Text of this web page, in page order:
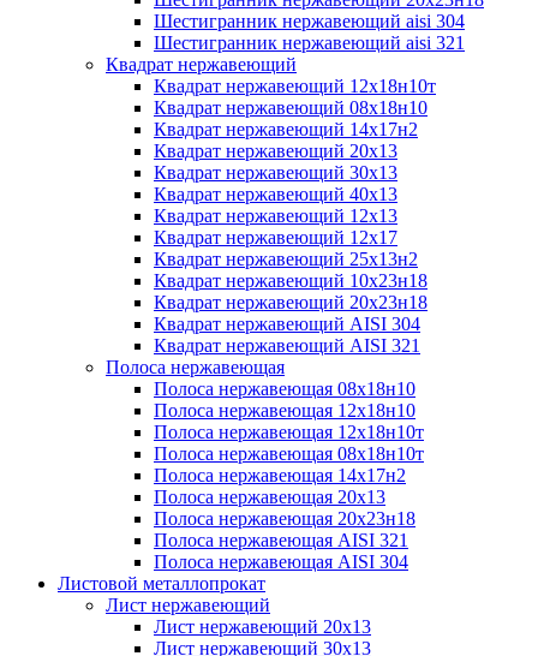
Шестигранник нержавеющий aisi 304
Шестигранник нержавеющий aisi 321
Квадрат нержавеющий
Квадрат нержавеющий 12х18н10т
Квадрат нержавеющий 08х18н10
Квадрат нержавеющий 14х17н2
Квадрат нержавеющий 20х13
Квадрат нержавеющий 30х13
Квадрат нержавеющий 40х13
Квадрат нержавеющий 12х13
Квадрат нержавеющий 12х17
Квадрат нержавеющий 25х13н2
Квадрат нержавеющий 10х23н18
Квадрат нержавеющий 20х23н18
Квадрат нержавеющий AISI 304
Квадрат нержавеющий AISI 321
Полоса нержавеющая
Полоса нержавеющая 08х18н10
Полоса нержавеющая 12х18н10
Полоса нержавеющая 12х18н10т
Полоса нержавеющая 08х18н10т
Полоса нержавеющая 14х17н2
Полоса нержавеющая 20х13
Полоса нержавеющая 20х23н18
Полоса нержавеющая AISI 321
Полоса нержавеющая AISI 304
Листовой металлопрокат
Лист нержавеющий
Лист нержавеющий 20х13
Лист нержавеющий 30х13